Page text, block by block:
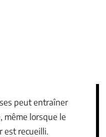
peut entraîner
même lorsque le
est recueilli.